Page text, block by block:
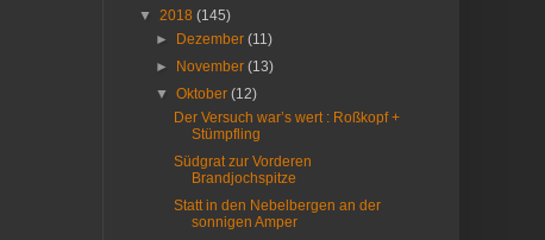
▼ 2018 (145)
►
Dezember(11)
►
November(13)
▼Oktober(12)
Der Versuch war’s wert : Roßkopf +
Stümpfling
Südgrat zur Vorderen
Brandjochspitze
Statt in den Nebelbergen an der
sonnigen Amper